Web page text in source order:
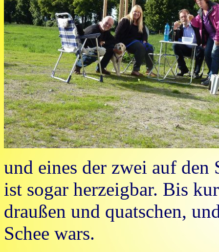
und eines der zwei auf den
ist sogar herzeigbar. Bis
draußen und quatschen,
Schee wars.